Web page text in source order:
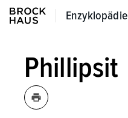
Enzyklopädie
Enzyklopädie
Phillipsit